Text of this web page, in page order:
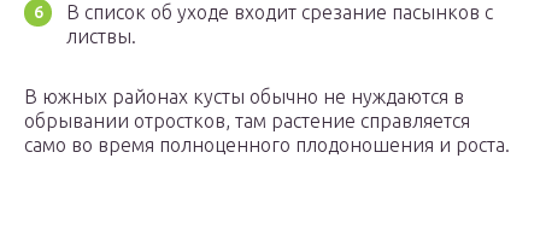
В список об уходе входит срезание пасынков с
листвы.
В южных районах кусты обычно не нуждаются в
обрывании отростков, там растение справляется
само во время полноценного плодоношения и роста.